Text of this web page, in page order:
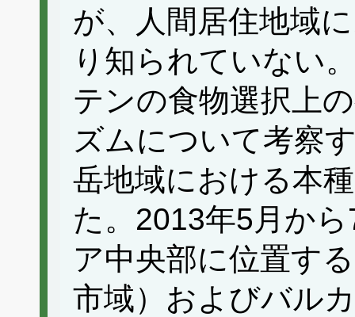
が、人間居住地域
り知られていない
テンの食物選択上
ズムについて考察
岳地域における本
た。2013年5月か
ア中央部に位置す
市域）およびバル